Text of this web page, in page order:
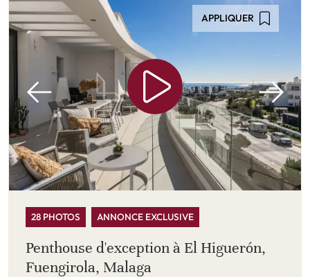
APPLIQUER
28 PHOTOS ANNONCE EXCLUSIVE
Penthouse d'exception à El Higuerón,
Fuengirola, Malaga